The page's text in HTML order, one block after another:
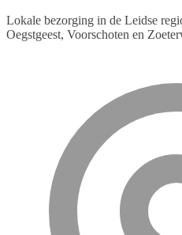
Lokale bezorging in de Leidse
Oegstgeest, Voorschoten en